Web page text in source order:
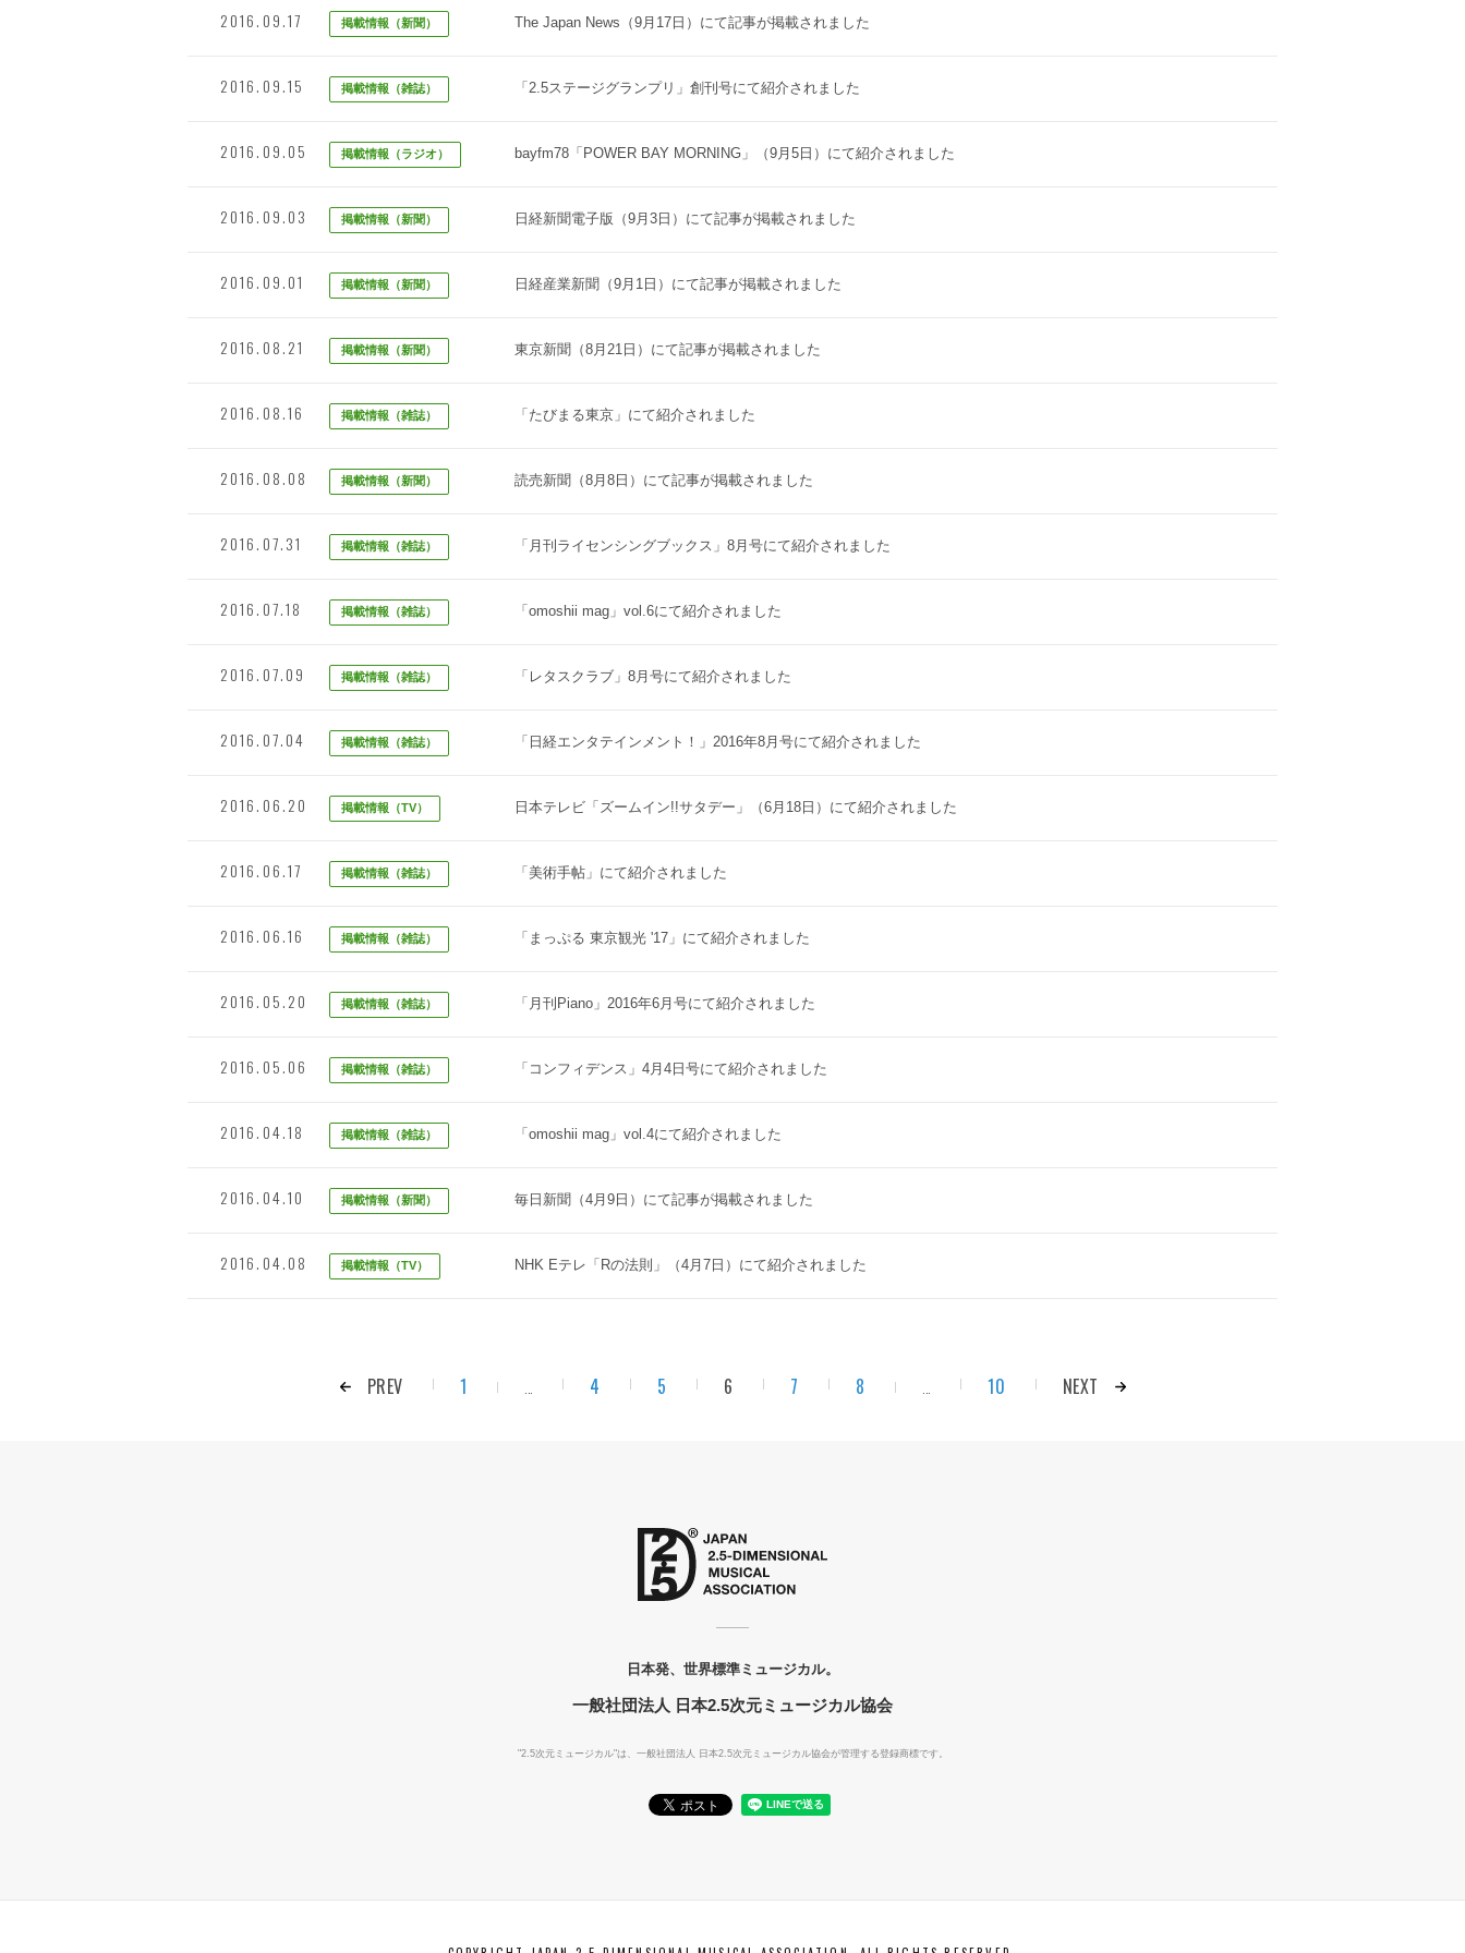
2016.09.17 掲載情報（新聞） The Japan News（9月17日）にて記事が掲載されました
2016.09.15 掲載情報（雑誌） 「2.5ステージグランプリ」創刊号にて紹介されました
2016.09.05 掲載情報（ラジオ） bayfm78「POWER BAY MORNING」（9月5日）にて紹介されました
2016.09.03 掲載情報（新聞） 日経新聞電子版（9月3日）にて記事が掲載されました
2016.09.01 掲載情報（新聞） 日経産業新聞（9月1日）にて記事が掲載されました
2016.08.21 掲載情報（新聞） 東京新聞（8月21日）にて記事が掲載されました
2016.08.16 掲載情報（雑誌） 「たびまる東京」にて紹介されました
2016.08.08 掲載情報（新聞） 読売新聞（8月8日）にて記事が掲載されました
2016.07.31 掲載情報（雑誌） 「月刊ライセンシングブックス」8月号にて紹介されました
2016.07.18 掲載情報（雑誌） 「omoshii mag」vol.6にて紹介されました
2016.07.09 掲載情報（雑誌） 「レタスクラブ」8月号にて紹介されました
2016.07.04 掲載情報（雑誌） 「日経エンタテインメント！」2016年8月号にて紹介されました
2016.06.20 掲載情報（TV） 日本テレビ「ズームイン!!サタデー」（6月18日）にて紹介されました
2016.06.17 掲載情報（雑誌） 「美術手帖」にて紹介されました
2016.06.16 掲載情報（雑誌） 「まっぷる 東京観光 '17」にて紹介されました
2016.05.20 掲載情報（雑誌） 「月刊Piano」2016年6月号にて紹介されました
2016.05.06 掲載情報（雑誌） 「コンフィデンス」4月4日号にて紹介されました
2016.04.18 掲載情報（雑誌） 「omoshii mag」vol.4にて紹介されました
2016.04.10 掲載情報（新聞） 毎日新聞（4月9日）にて記事が掲載されました
2016.04.08 掲載情報（TV） NHK Eテレ「Rの法則」（4月7日）にて紹介されました
PREV 1 ... 4 5 6 7 8 ... 10 NEXT
日本発、世界標準ミュージカル。
一般社団法人 日本2.5次元ミュージカル協会
"2.5次元ミュージカル"は、一般社団法人 日本2.5次元ミュージカル協会が管理する登録商標です。